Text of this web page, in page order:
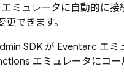
ミュレータに自動的に接
できます。
SDK が Eventarc エミ
エミュレータにコ